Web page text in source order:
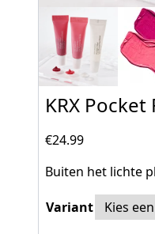
KRX
€24.99
Buiten het lichte
Variant